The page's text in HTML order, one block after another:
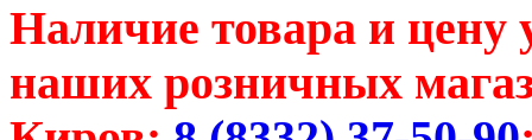
Наличие товара и цену
наших розничных